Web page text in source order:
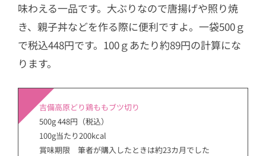
味わえる一品です。大ぶりなので唐揚げや照り焼
き、親子丼などを作る際に便利ですよ。一袋500ｇ
で税込448円です。100ｇあたり約89円の計算にな
ります。
吉備高原どり鶏ももブツ切り
500g 448円（税込）
100g当たり200kcal
賞味期限 筆者が購入したときは約23カ月でした